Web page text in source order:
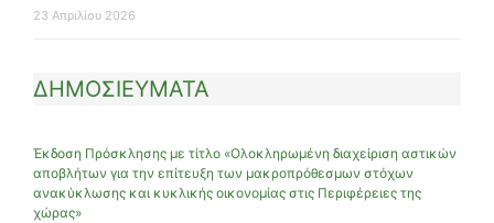
23 Απριλίου 2026
ΔΗΜΟΣΙΕΥΜΑΤΑ
Έκδοση Πρόσκλησης με τίτλο «Ολοκληρωμένη διαχείριση αστικών
αποβλήτων για την επίτευξη των μακροπρόθεσμων στόχων
ανακύκλωσης και κυκλικής οικονομίας στις Περιφέρειες της
χώρας»